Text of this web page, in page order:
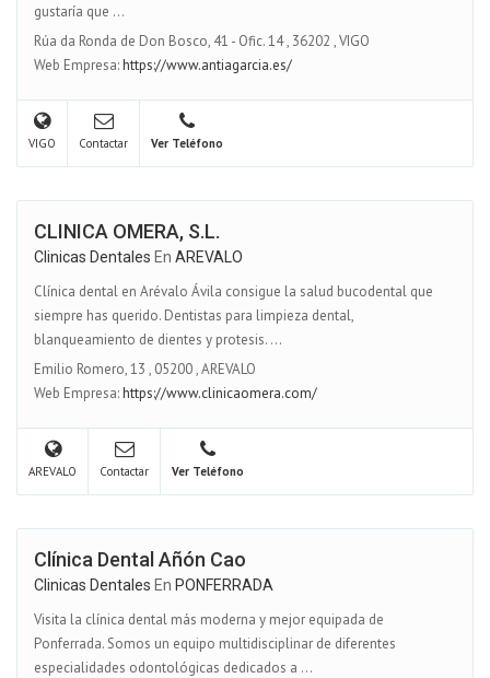
gustaría que ...
Rúa da Ronda de Don Bosco, 41 - Ofic. 14, 36202 ,VIGO
Web Empresa:https://www.antiagarcia.es/
VIGO Contactar Ver Teléfono
CLINICA OMERA, S.L.
Clinicas Dentales En AREVALO
Clínica dental en Arévalo Ávila consigue la salud bucodental que
siempre has querido. Dentistas para limpieza dental,
blanqueamiento de dientes y protesis. ...
Emilio Romero, 13 , 05200,AREVALO
Web Empresa:https://www.clinicaomera.com/
AREVALO Contactar Ver Teléfono
Clínica Dental Añón Cao
Clinicas Dentales En PONFERRADA
Visita la clínica dental más moderna y mejor equipada de
Ponferrada. Somos un equipo multidisciplinar de diferentes
especialidades odontológicas dedicados a ...